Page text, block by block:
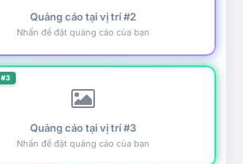
Quảng cáo tại vị trí #2
Nhấn để đặt quảng cáo của bạn
Quảng cáo tại vị trí #3
Nhấn để đặt quảng cáo của bạn